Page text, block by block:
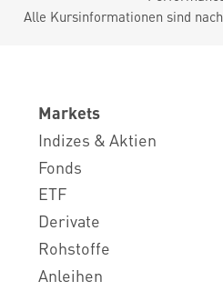
Alle Kursinformationen sind
Markets
Indizes & Aktien
Fonds
ETF
Derivate
Rohstoffe
Anleihen